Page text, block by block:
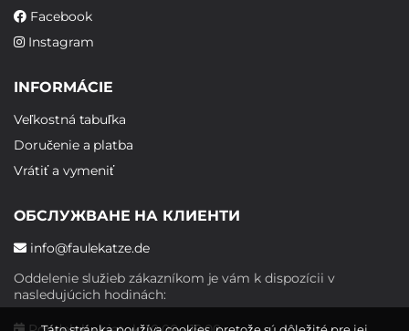
Facebook
Instagram
INFORMÁCIE
Veľkostná tabuľka
Doručenie a platba
Vrátiť a vymeniť
ОБСЛУЖВАНЕ НА КЛИЕНТИ
info@faulekatze.de
Oddelenie služieb zákazníkom je vám k dispozícii v
nasledujúcich hodinách: